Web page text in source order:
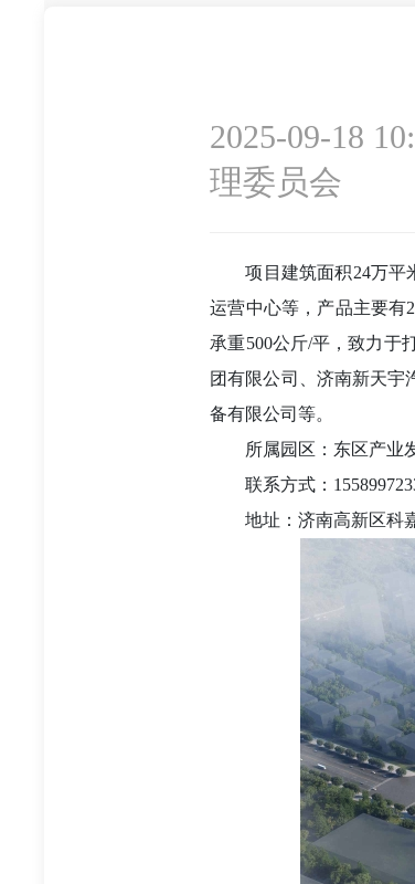
2025-09-18
理委员会
项目建筑面积24万平
运营中心等，产品主要有
承重500公斤/平，致力于
团有限公司、济南新天宇
备有限公司等。
所属园区：东区产业
联系方式：
地址：济南高新区科